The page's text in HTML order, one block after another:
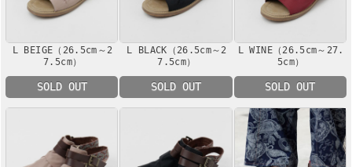
L BEIGE（26.5cm～2
7.5cm）
SOLD OUT
L BLACK（26.5cm～2
7.5cm）
SOLD OUT
L WINE（26.5cm～27.
5cm）
SOLD OUT